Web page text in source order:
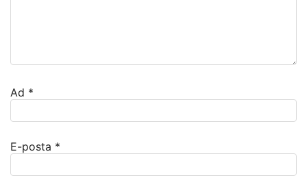
Ad *
E-posta *